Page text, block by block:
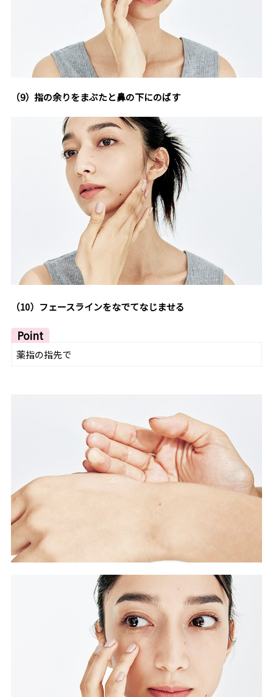
（9）指の余りをまぶたと鼻の下にのばす
（10）フェースラインをなでてなじませる
Point
薬指の指先で